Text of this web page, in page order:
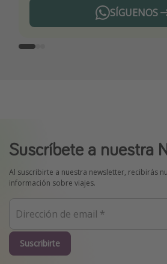
SÍGUENOS
Telegram
Suscríbete a nuestra
Al suscribirte a nuestra newsletter, recibirás
información sobre viajes.
Suscribirte